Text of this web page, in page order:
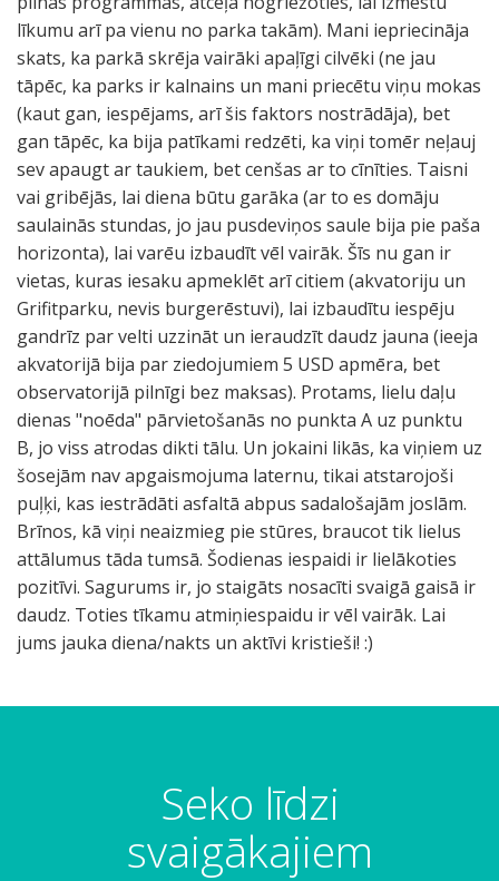
līkumu arī pa vienu no parka takām). Mani iepriecināja
skats, ka parkā skrēja vairāki apaļīgi cilvēki (ne jau
tāpēc, ka parks ir kalnains un mani priecētu viņu mokas
(kaut gan, iespējams, arī šis faktors nostrādāja), bet
gan tāpēc, ka bija patīkami redzēti, ka viņi tomēr neļauj
sev apaugt ar taukiem, bet cenšas ar to cīnīties. Taisni
vai gribējās, lai diena būtu garāka (ar to es domāju
saulainās stundas, jo jau pusdeviņos saule bija pie paša
horizonta), lai varēu izbaudīt vēl vairāk. Šīs nu gan ir
vietas, kuras iesaku apmeklēt arī citiem (akvatoriju un
Grifitparku, nevis burgerēstuvi), lai izbaudītu iespēju
gandrīz par velti uzzināt un ieraudzīt daudz jauna (ieeja
akvatorijā bija par ziedojumiem 5 USD apmēra, bet
observatorijā pilnīgi bez maksas). Protams, lielu daļu
dienas "noēda" pārvietošanās no punkta A uz punktu
B, jo viss atrodas dikti tālu. Un jokaini likās, ka viņiem uz
šosejām nav apgaismojuma laternu, tikai atstarojoši
puļķi, kas iestrādāti asfaltā abpus sadalošajām joslām.
Brīnos, kā viņi neaizmieg pie stūres, braucot tik lielus
attālumus tāda tumsā. Šodienas iespaidi ir lielākoties
pozitīvi. Sagurums ir, jo staigāts nosacīti svaigā gaisā ir
daudz. Toties tīkamu atmiņiespaidu ir vēl vairāk. Lai
jums jauka diena/nakts un aktīvi kristieši! :)
Seko līdzi
svaigākajiem